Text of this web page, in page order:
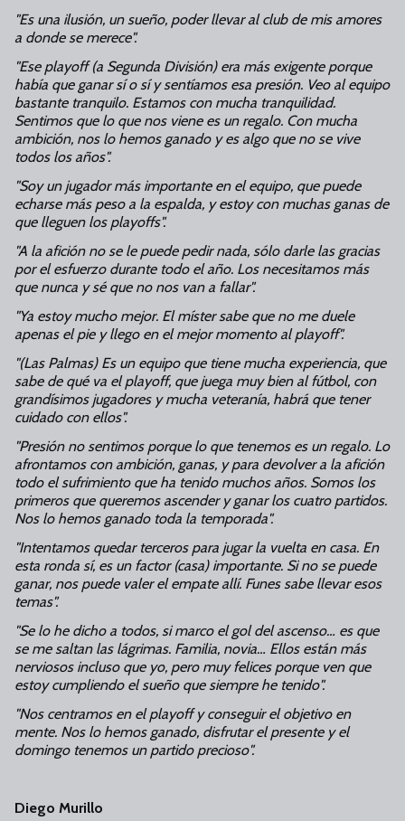
"Es una ilusión, un sueño, poder llevar al club de mis amores
a donde se merece".
"Ese playoff (a Segunda División) era más exigente porque
había que ganar sí o sí y sentíamos esa presión. Veo al equipo
bastante tranquilo. Estamos con mucha tranquilidad.
Sentimos que lo que nos viene es un regalo. Con mucha
ambición, nos lo hemos ganado y es algo que no se vive
todos los años".
"Soy un jugador más importante en el equipo, que puede
echarse más peso a la espalda, y estoy con muchas ganas de
que lleguen los playoffs".
"A la afición no se le puede pedir nada, sólo darle las gracias
por el esfuerzo durante todo el año. Los necesitamos más
que nunca y sé que no nos van a fallar".
"Ya estoy mucho mejor. El míster sabe que no me duele
apenas el pie y llego en el mejor momento al playoff".
"(Las Palmas) Es un equipo que tiene mucha experiencia, que
sabe de qué va el playoff, que juega muy bien al fútbol, con
grandísimos jugadores y mucha veteranía, habrá que tener
cuidado con ellos".
"Presión no sentimos porque lo que tenemos es un regalo. Lo
afrontamos con ambición, ganas, y para devolver a la afición
todo el sufrimiento que ha tenido muchos años. Somos los
primeros que queremos ascender y ganar los cuatro partidos.
Nos lo hemos ganado toda la temporada".
"Intentamos quedar terceros para jugar la vuelta en casa. En
esta ronda sí, es un factor (casa) importante. Si no se puede
ganar, nos puede valer el empate allí. Funes sabe llevar esos
temas".
"Se lo he dicho a todos, si marco el gol del ascenso… es que
se me saltan las lágrimas. Familia, novia… Ellos están más
nerviosos incluso que yo, pero muy felices porque ven que
estoy cumpliendo el sueño que siempre he tenido".
"Nos centramos en el playoff y conseguir el objetivo en
mente. Nos lo hemos ganado, disfrutar el presente y el
domingo tenemos un partido precioso".
Diego Murillo